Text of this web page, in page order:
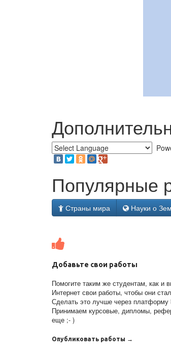
Популярные
Страны мира Науки о
Добавьте свои работы
Помогите таким же студентам, как и
Интернет свои работы, чтобы они
Сделать это лучше через платформу
Принимаем курсовые, дипломы,
еще ;- )
Опубликовать работы →